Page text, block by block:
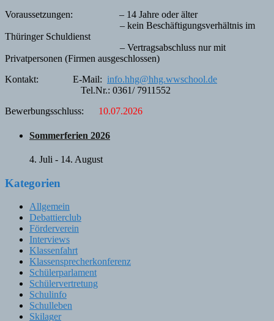
Voraussetzungen: – 14 Jahre oder älter
– kein Beschäftigungsverhältnis im
Thüringer Schuldienst
– Vertragsabschluss nur mit
Privatpersonen (Firmen ausgeschlossen)
Kontakt: E-Mail: info.hhg@hhg.wwschool.de
Tel.Nr.: 0361/ 7911552
Bewerbungsschluss: 10.07.2026
Sommerferien 2026
4. Juli - 14. August
Kategorien
Allgemein
Debattierclub
Förderverein
Interviews
Klassenfahrt
Klassensprecherkonferenz
Schülerparlament
Schülervertretung
Schulinfo
Schulleben
Skilager